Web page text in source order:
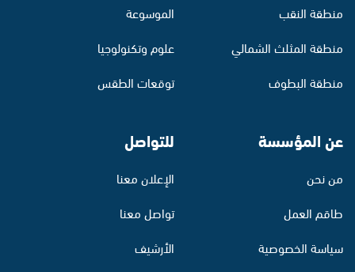
منطقة النقب
منطقة المثلث الشمالي
منطقة البطوف
الموسوعة
علوم وتكنولوجيا
توقعات الطقس
عن المؤسسة
من نحن
طاقم العمل
سياسة الخصوصية
للتواصل
الإعلان معنا
تواصل معنا
الأرشيف